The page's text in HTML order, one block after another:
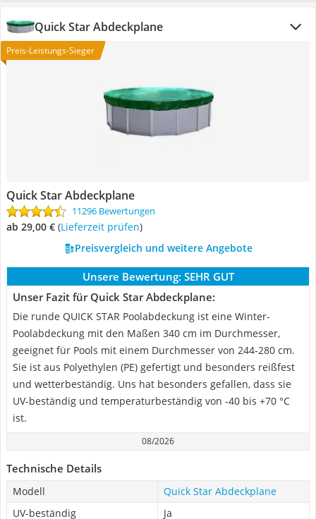
Quick Star Abdeckplane
Preis-Leistungs-Sieger
Quick Star Abdeckplane
11296 Bewertungen
ab 29,00 € (Lieferzeit prüfen)
Preisvergleich und weitere Angebote
Unsere Bewertung: SEHR GUT
Unser Fazit für Quick Star Abdeckplane:
Die runde QUICK STAR Poolabdeckung ist eine Winter-
Poolabdeckung mit den Maßen 340 cm im Durchmesser,
geeignet für Pools mit einem Durchmesser von 244-280 cm.
Sie ist aus Polyethylen (PE) gefertigt und besonders reißfest
und wetterbeständig. Uns hat besonders gefallen, dass sie
UV-beständig und temperaturbeständig von -40 bis +70 °C
ist.
08/2026
Technische Details
Modell
Quick Star Abdeckplane
UV-beständig
Ja